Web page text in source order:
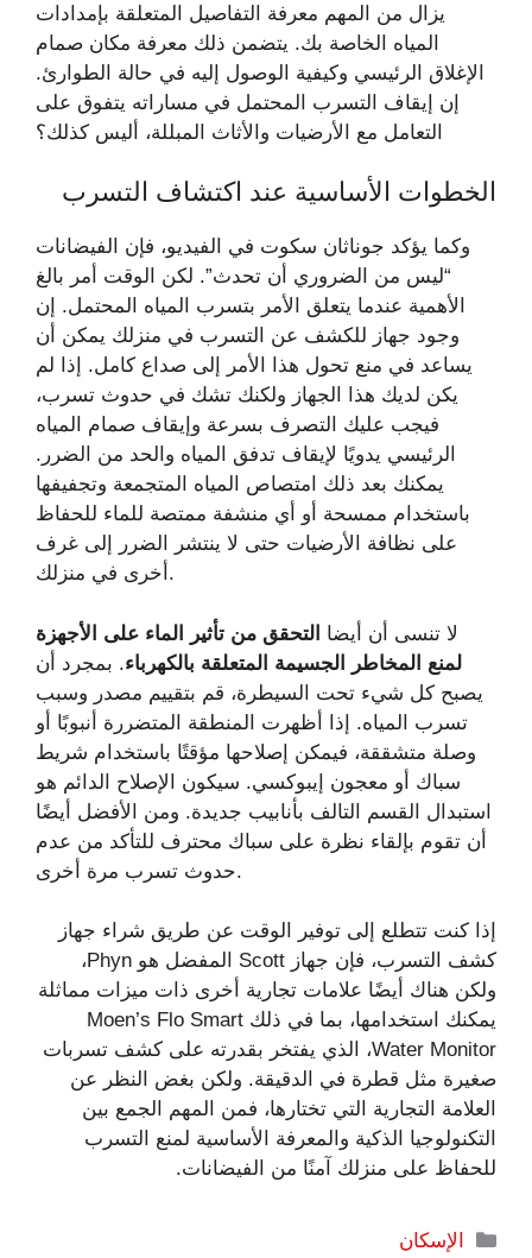
يزال من المهم معرفة التفاصيل المتعلقة بإمدادات
المياه الخاصة بك. يتضمن ذلك معرفة مكان صمام
الإغلاق الرئيسي وكيفية الوصول إليه في حالة الطوارئ.
إن إيقاف التسرب المحتمل في مساراته يتفوق على
التعامل مع الأرضيات والأثاث المبللة، أليس كذلك؟
الخطوات الأساسية عند اكتشاف التسرب
وكما يؤكد جوناثان سكوت في الفيديو، فإن الفيضانات
“ليس من الضروري أن تحدث”. لكن الوقت أمر بالغ
الأهمية عندما يتعلق الأمر بتسرب المياه المحتمل. إن
وجود جهاز للكشف عن التسرب في منزلك يمكن أن
يساعد في منع تحول هذا الأمر إلى صداع كامل. إذا لم
يكن لديك هذا الجهاز ولكنك تشك في حدوث تسرب،
فيجب عليك التصرف بسرعة وإيقاف صمام المياه
الرئيسي يدويًا لإيقاف تدفق المياه والحد من الضرر.
يمكنك بعد ذلك امتصاص المياه المتجمعة وتجفيفها
باستخدام ممسحة أو أي منشفة ممتصة للماء للحفاظ
على نظافة الأرضيات حتى لا ينتشر الضرر إلى غرف
أخرى في منزلك.
لا تنسى أن أيضا التحقق من تأثير الماء على الأجهزة
لمنع المخاطر الجسيمة المتعلقة بالكهرباء. بمجرد أن
يصبح كل شيء تحت السيطرة، قم بتقييم مصدر وسبب
تسرب المياه. إذا أظهرت المنطقة المتضررة أنبوبًا أو
وصلة متشققة، فيمكن إصلاحها مؤقتًا باستخدام شريط
سباك أو معجون إيبوكسي. سيكون الإصلاح الدائم هو
استبدال القسم التالف بأنابيب جديدة. ومن الأفضل أيضًا
أن تقوم بإلقاء نظرة على سباك محترف للتأكد من عدم
حدوث تسرب مرة أخرى.
إذا كنت تتطلع إلى توفير الوقت عن طريق شراء جهاز
كشف التسرب، فإن جهاز Scott المفضل هو Phyn،
ولكن هناك أيضًا علامات تجارية أخرى ذات ميزات مماثلة
يمكنك استخدامها، بما في ذلك Moen’s Flo Smart
Water Monitor، الذي يفتخر بقدرته على كشف تسربات
صغيرة مثل قطرة في الدقيقة. ولكن بغض النظر عن
العلامة التجارية التي تختارها، فمن المهم الجمع بين
التكنولوجيا الذكية والمعرفة الأساسية لمنع التسرب
للحفاظ على منزلك آمنًا من الفيضانات.
التصنيفات
الإسكان